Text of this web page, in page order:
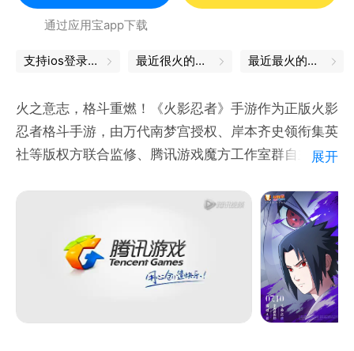
通过应用宝app下载
支持ios登录，畅玩ios服 最近很火的游戏 最近最火的游戏
火之意志，格斗重燃！《火影忍者》手游作为正版火影
忍者格斗手游，由万代南梦宫授权、岸本齐史领衔集英
社等版权方联合监修、腾讯游戏魔方工作室群自主研发
《火影忍者》手游100%正统还原原著剧情，疾风传篇
章登场，十年百忍强力降临，玩家可以任意扮演鸣人、
佐助、宇智波鼬等忍者，体验酣畅淋漓的忍术格斗连打
和全屏奥义大招。此外，还可以进行跨服匹配2V2热血
PK，参与无差别忍者格斗大赛，决出属于你的忍道！
展开